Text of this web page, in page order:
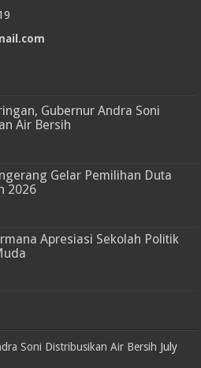
Gubernur Andra Soni
Air Bersih
Gelar Pemilihan Duta
2026
Apresiasi Sekolah Politik
Soni Distribusikan Air Bersih July